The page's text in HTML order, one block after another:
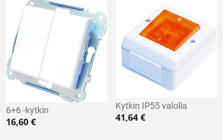
6+6 -kytkin
16,60 €
Kytkin IP55 valolla
41,64€